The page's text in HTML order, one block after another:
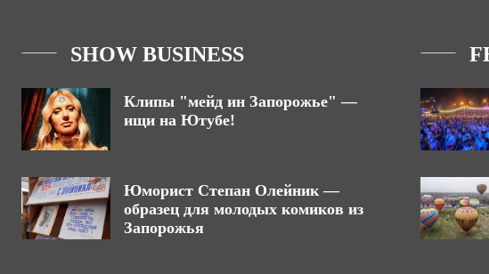
SHOW BUSINESS
Клипы "мейд ин Запорожье" —
ищи на Ютубе!
Юморист Степан Олейник —
образец для молодых комиков из
Запорожья